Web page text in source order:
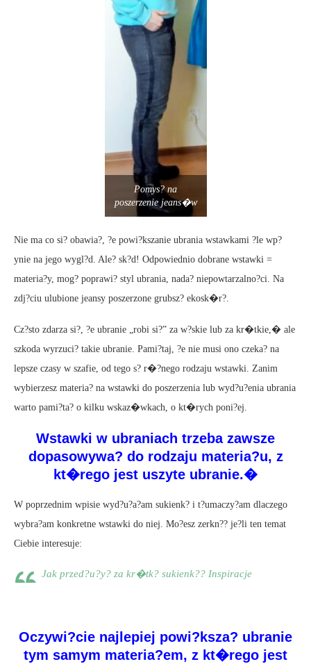
Pomys? na
poszerzenie jeans�w
Nie ma co si? obawia?, ?e powi?kszanie ubrania wstawkami ?le wp?
ynie na jego wygl?d. Ale? sk?d! Odpowiednio dobrane wstawki =
materia?y, mog? poprawi? styl ubrania, nada? niepowtarzalno?ci. Na
zdj?ciu ulubione jeansy poszerzone grubsz? ekosk�r?.
Cz?sto zdarza si?, ?e ubranie „robi si?” za w?skie lub za kr�tkie,� ale
szkoda wyrzuci? takie ubranie. Pami?taj, ?e nie musi ono czeka? na
lepsze czasy w szafie, od tego s? r�?nego rodzaju wstawki. Zanim
wybierzesz materia? na wstawki do poszerzenia lub wyd?u?enia ubrania
warto pami?ta? o kilku wskaz�wkach, o kt�rych poni?ej.
Wstawki w ubraniach trzeba zawsze
dopasowywa? do rodzaju materia?u, z
kt�rego jest uszyte ubranie.�
W poprzednim wpisie wyd?u?a?am sukienk? i t?umaczy?am dlaczego
wybra?am konkretne wstawki do niej. Mo?esz zerkn?? je?li ten temat
Ciebie interesuje:
Jak przed?u?y? za kr�tk? sukienk?? Inspiracje
Oczywi?cie najlepiej powi?ksza? ubranie
tym samym materia?em, z kt�rego jest